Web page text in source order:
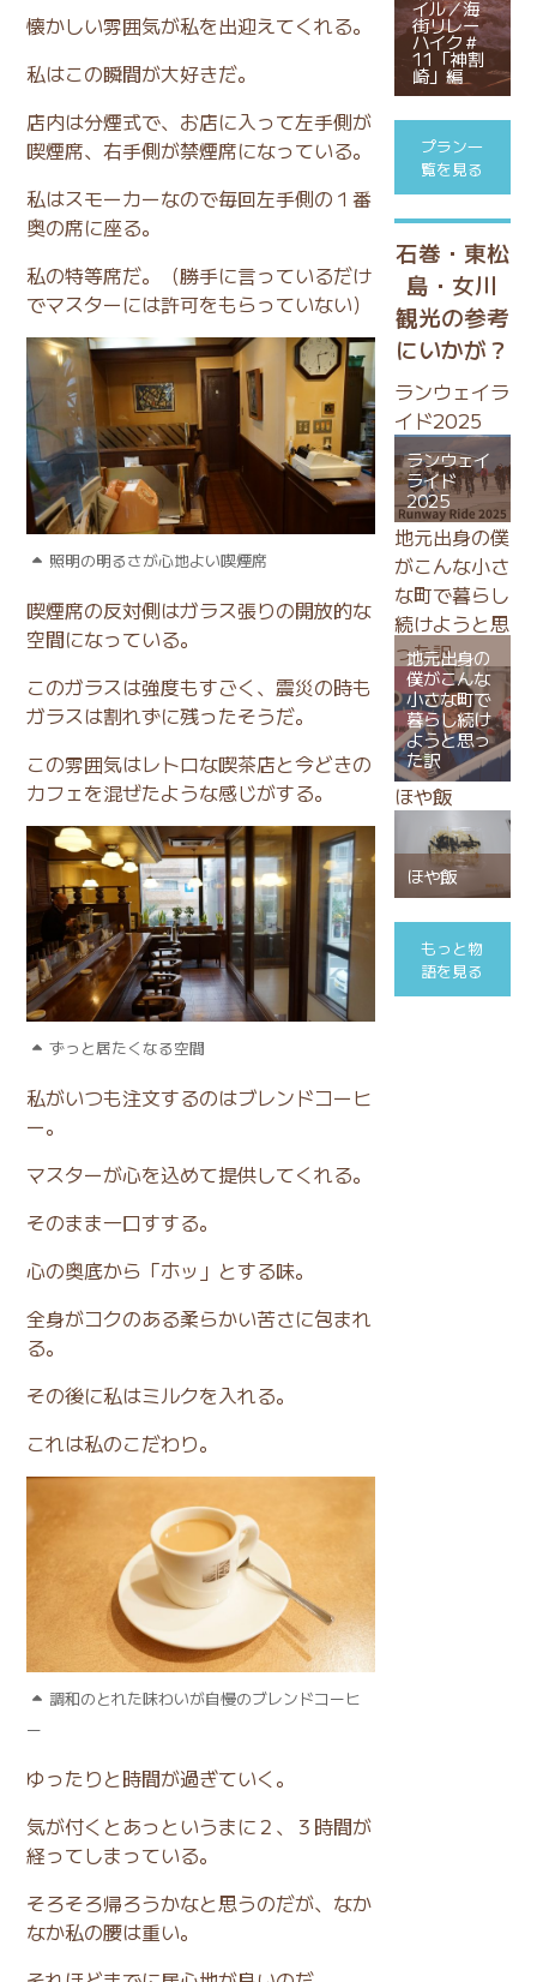
懐かしい雰囲気が私を出迎えてくれる。
私はこの瞬間が大好きだ。
店内は分煙式で、お店に入って左手側が
喫煙席、右手側が禁煙席になっている。
私はスモーカーなので毎回左手側の１番
奥の席に座る。
私の特等席だ。（勝手に言っているだけ
でマスターには許可をもらっていない）
照明の明るさが心地よい喫煙席
喫煙席の反対側はガラス張りの開放的な
空間になっている。
このガラスは強度もすごく、震災の時も
ガラスは割れずに残ったそうだ。
この雰囲気はレトロな喫茶店と今どきの
カフェを混ぜたような感じがする。
ずっと居たくなる空間
私がいつも注文するのはブレンドコーヒ
ー。
マスターが心を込めて提供してくれる。
そのまま一口すする。
心の奥底から「ホッ」とする味。
全身がコクのある柔らかい苦さに包まれ
る。
その後に私はミルクを入れる。
これは私のこだわり。
調和のとれた味わいが自慢のブレンドコーヒ
ー
ゆったりと時間が過ぎていく。
気が付くとあっというまに２、３時間が
経ってしまっている。
そろそろ帰ろうかなと思うのだが、なか
なか私の腰は重い。
イル／海
街リレー
ハイク＃
11「神割
崎」編
プラン一
覧を見る
石巻・東松
島・女川
観光の参考
にいかが？
ランウェイラ
イド2025
ランウェイ
ライド
2025
地元出身の僕
がこんな小さ
な町で暮らし
続けようと思
った訳
地元出身の
僕がこんな
小さな町で
暮らし続け
ようと思っ
た訳
ほや飯
ほや飯
もっと物
語を見る